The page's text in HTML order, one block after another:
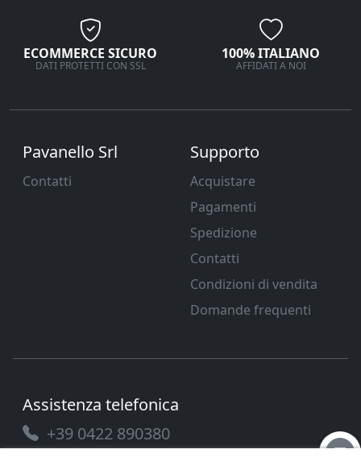
ECOMMERCE SICURO
DATI PROTETTI CON SSL
100% ITALIANO
AFFIDATI A NOI
Pavanello Srl
Contatti
Supporto
Acquistare
Pagamenti
Spedizione
Contatti
Condizioni di vendita
Domande frequenti
Assistenza telefonica
+39 0422 890380